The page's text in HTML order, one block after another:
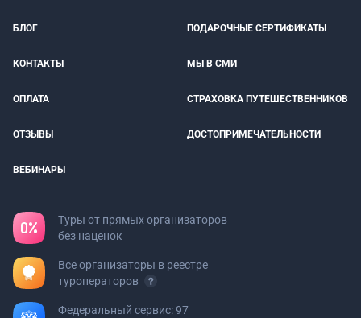
БЛОГ ПОДАРОЧНЫЕ СЕРТИФИКАТЫ
КОНТАКТЫ МЫ В СМИ
ОПЛАТА СТРАХОВКА ПУТЕШЕСТВЕННИКОВ
ОТЗЫВЫ ДОСТОПРИМЕЧАТЕЛЬНОСТИ
ВЕБИНАРЫ
Туры от прямых организаторов
без наценок
Все организаторы в реестре
туроператоров
Федеральный сервис: 97